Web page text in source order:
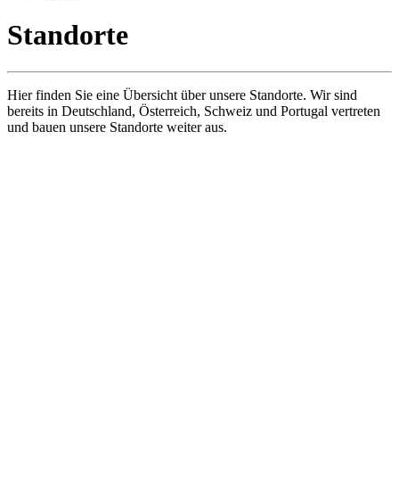
Standorte
Hier finden Sie eine Übersicht über unsere Standorte. Wir sind
bereits in Deutschland, Österreich, Schweiz und Portugal vertreten
und bauen unsere Standorte weiter aus.